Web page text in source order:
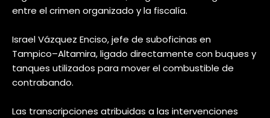
entre el crimen organizado y la fiscalía.
Israel Vázquez Enciso, jefe de suboficinas en
Tampico–Altamira, ligado directamente con buques y
tanques utilizados para mover el combustible de
contrabando.
Las transcripciones atribuidas a las intervenciones